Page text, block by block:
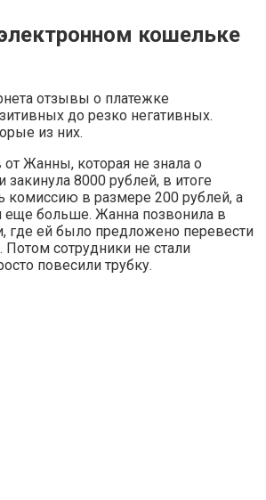
кошельке
отзывы о платежке
до резко негативных.
из них.
Жанны, которая не знала о
закинула 8000 рублей, в итоге
комиссию в размере 200 рублей, а
еще больше. Жанна позвонила в
где ей было предложено перевести
Потом сотрудники не стали
повесили трубку.